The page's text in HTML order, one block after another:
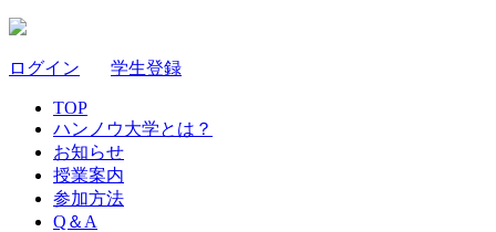
ログイン 学生登録
TOP
ハンノウ大学とは？
お知らせ
授業案内
参加方法
Q＆A